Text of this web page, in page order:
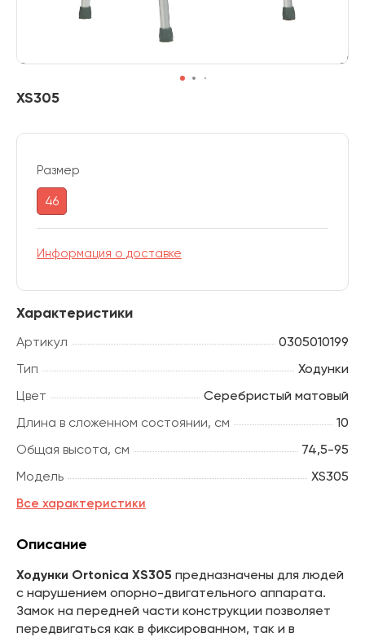
XS305
Характеристики
Артикул
0305010199
Тип
Ходунки
Цвет
Серебристый матовый
Длина в сложенном состоянии, см
10
Общая высота, см
74,5-95
Модель
XS305
Все характеристики
Размер
46
Информация о доставке
Описание
Ходунки Ortonica XS305 предназначены для людей
с нарушением опорно-двигательного аппарата.
Замок на передней части конструкции позволяет
передвигаться как в фиксированном, так и в